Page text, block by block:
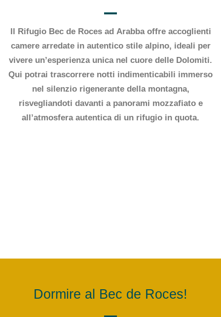
Il Rifugio Bec de Roces ad Arabbaoffre accoglienti
camere arredate in autentico stile alpino, ideali per
vivere un’esperienza unica nel cuore delle Dolomiti.
Qui potrai trascorrere notti indimenticabili immerso
nel silenzio rigenerante della montagna,
risvegliandoti davanti a panorami mozzafiato e
all’atmosfera autentica di un rifugio in quota.
Dormire al Bec de Roces!